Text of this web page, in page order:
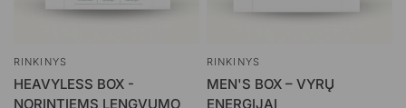
RINKINYS
HEAVYLESS BOX -
NORINTIEMS LENGVUMO
RINKINYS
MEN'S BOX – VYRŲ
ENERGIJAI